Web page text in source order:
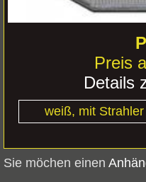
Preis
weiß, mit
Details
Sie möchen einen